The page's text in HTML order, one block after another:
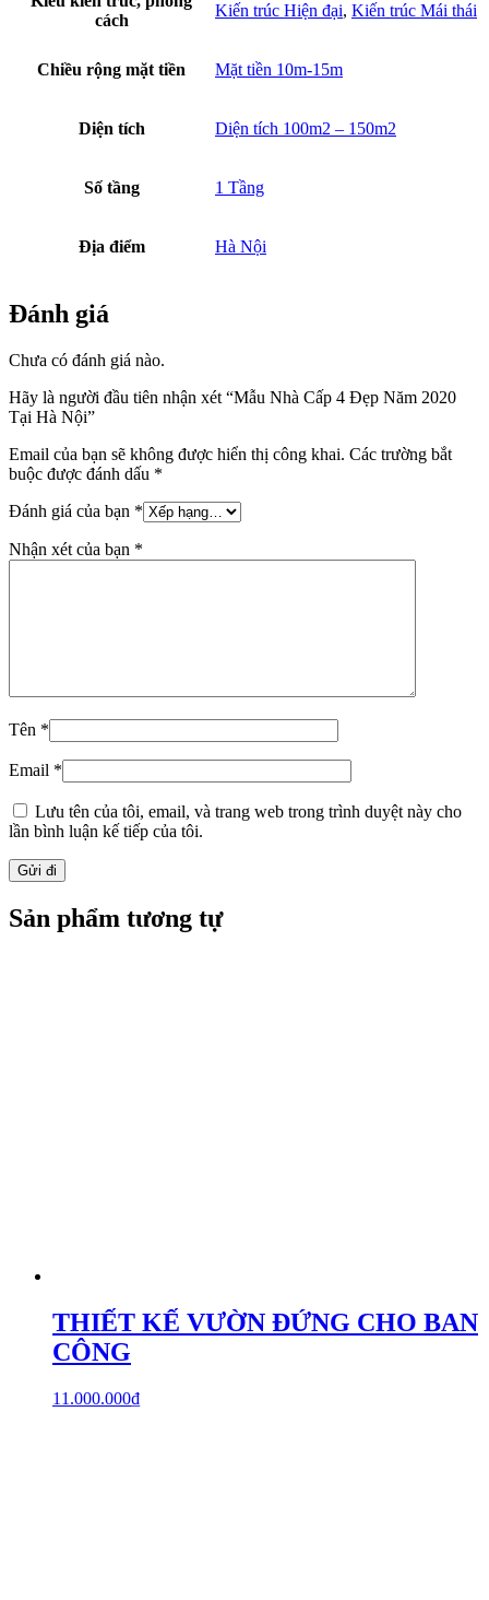
cách
Kiến trúc Hiện đại, Kiến trúc Mái thái
Chiều rộng mặt tiền Mặt tiền 10m-15m
Diện tích Diện tích 100m2 – 150m2
Số tầng 1 Tầng
Địa điểm Hà Nội
Đánh giá
Chưa có đánh giá nào.
Hãy là người đầu tiên nhận xét “Mẫu Nhà Cấp 4 Đẹp Năm 2020
Tại Hà Nội”
Email của bạn sẽ không được hiển thị công khai. Các trường bắt
buộc được đánh dấu *
Đánh giá của bạn *
Nhận xét của bạn *
Tên *
Email *
Lưu tên của tôi, email, và trang web trong trình duyệt này cho
lần bình luận kế tiếp của tôi.
Sản phẩm tương tự
THIẾT KẾ VƯỜN ĐỨNG CHO BAN
CÔNG
11.000.000₫